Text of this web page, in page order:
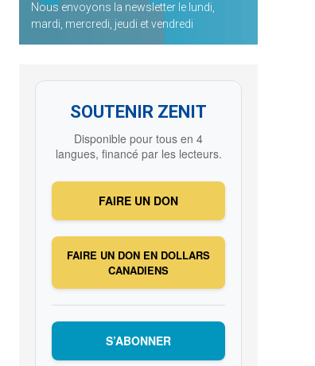
Nous envoyons la newsletter le lundi,
mardi, mercredi, jeudi et vendredi
SOUTENIR ZENIT
Disponible pour tous en 4
langues, financé par les lecteurs.
FAIRE UN DON
FAIRE UN DON EN DOLLARS
CANADIENS
S’ABONNER